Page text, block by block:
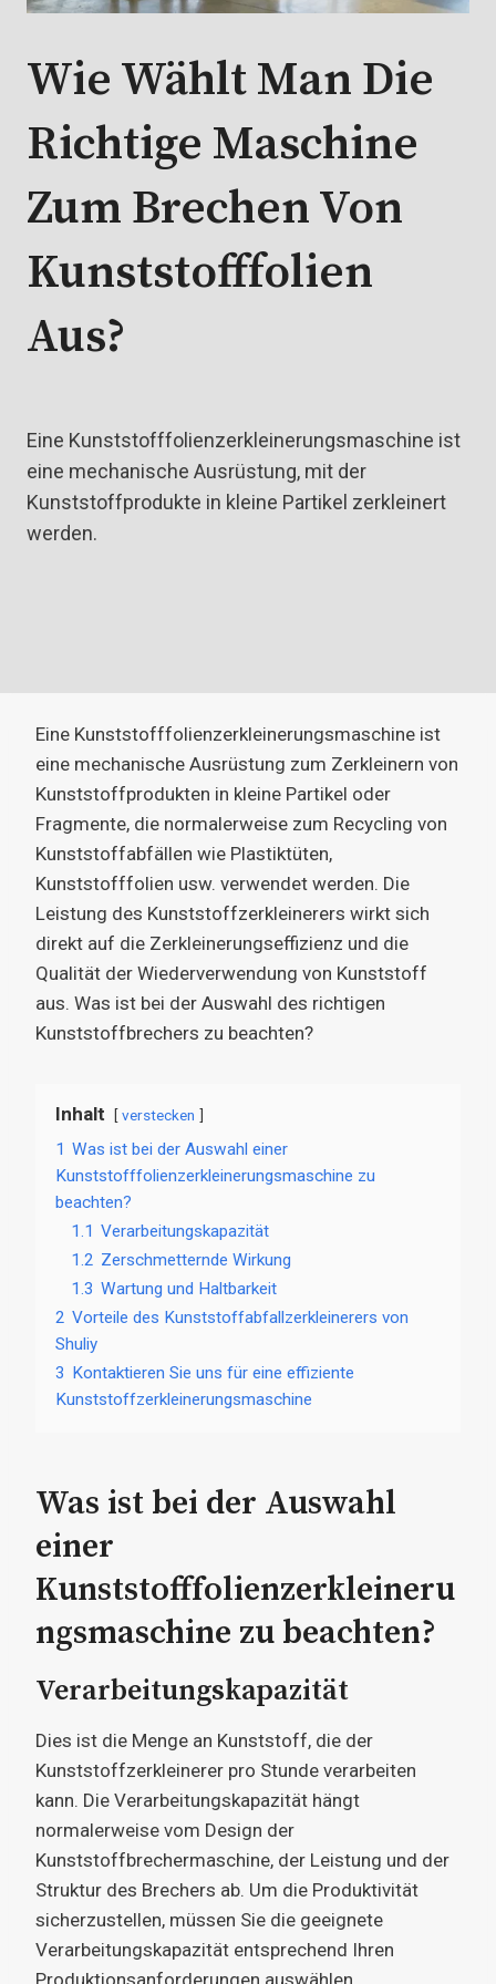
Wie Wählt Man Die
Richtige Maschine
Zum Brechen Von
Kunststofffolien
Aus?
Eine Kunststofffolienzerkleinerungsmaschine ist
eine mechanische Ausrüstung, mit der
Kunststoffprodukte in kleine Partikel zerkleinert
werden.
Eine Kunststofffolienzerkleinerungsmaschine ist
eine mechanische Ausrüstung zum Zerkleinern von
Kunststoffprodukten in kleine Partikel oder
Fragmente, die normalerweise zum Recycling von
Kunststoffabfällen wie Plastiktüten,
Kunststofffolien usw. verwendet werden. Die
Leistung des Kunststoffzerkleinerers wirkt sich
direkt auf die Zerkleinerungseffizienz und die
Qualität der Wiederverwendung von Kunststoff
aus. Was ist bei der Auswahl des richtigen
Kunststoffbrechers zu beachten?
Inhalt verstecken
1 Was ist bei der Auswahl einer
Kunststofffolienzerkleinerungsmaschine zu
beachten?
1.1 Verarbeitungskapazität
1.2 Zerschmetternde Wirkung
1.3 Wartung und Haltbarkeit
2 Vorteile des Kunststoffabfallzerkleinerers von
Shuliy
3 Kontaktieren Sie uns für eine effiziente
Kunststoffzerkleinerungsmaschine
Was ist bei der Auswahl
einer
Kunststofffolienzerkleineru
ngsmaschine zu beachten?
Verarbeitungskapazität
Dies ist die Menge an Kunststoff, die der
Kunststoffzerkleinerer pro Stunde verarbeiten
kann. Die Verarbeitungskapazität hängt
normalerweise vom Design der
Kunststoffbrechermaschine, der Leistung und der
Struktur des Brechers ab. Um die Produktivität
sicherzustellen, müssen Sie die geeignete
Verarbeitungskapazität entsprechend Ihren
Produktionsanforderungen auswählen.